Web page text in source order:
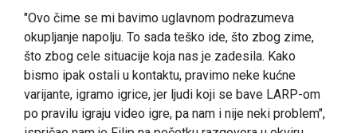
"Ovo čime se mi bavimo uglavnom podrazumeva
okupljanje napolju. To sada teško ide, što zbog zime,
što zbog cele situacije koja nas je zadesila. Kako
bismo ipak ostali u kontaktu, pravimo neke kućne
varijante, igramo igrice, jer ljudi koji se bave LARP-om
po pravilu igraju video igre, pa nam i nije neki problem",